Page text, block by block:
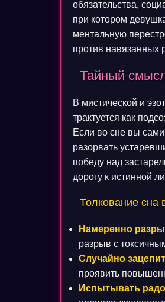
обязательства,
при котором
ментальную
против навязанных
Тайный
В мистической и
трактуется как
Если во сне вы
разорвать
победу над
дорогу к истинной
Толкование сна
Намеренно
разрыв с
Случайно
проявить
Испытывать